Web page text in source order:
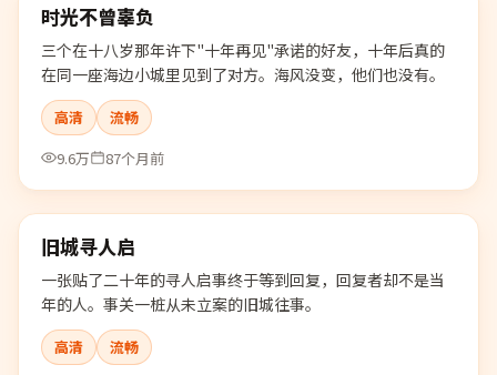
最新
时光不曾辜负
三个在十八岁那年许下"十年再见"承诺的好友，十年后真的
在同一座海边小城里见到了对方。海风没变，他们也没有。
高清
流畅
9.6万
87个月前
最新
99:03
旧城寻人启
一张贴了二十年的寻人启事终于等到回复，回复者却不是当
年的人。事关一桩从未立案的旧城往事。
高清
流畅